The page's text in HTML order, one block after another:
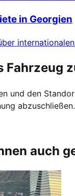
in Georgien
Fahrzeug
und den
abzuschließen.
auch